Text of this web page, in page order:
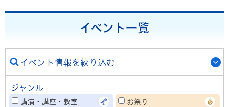
イベント一覧
イベント情報を絞り込む
ジャンル
講演・講座・教室 お祭り